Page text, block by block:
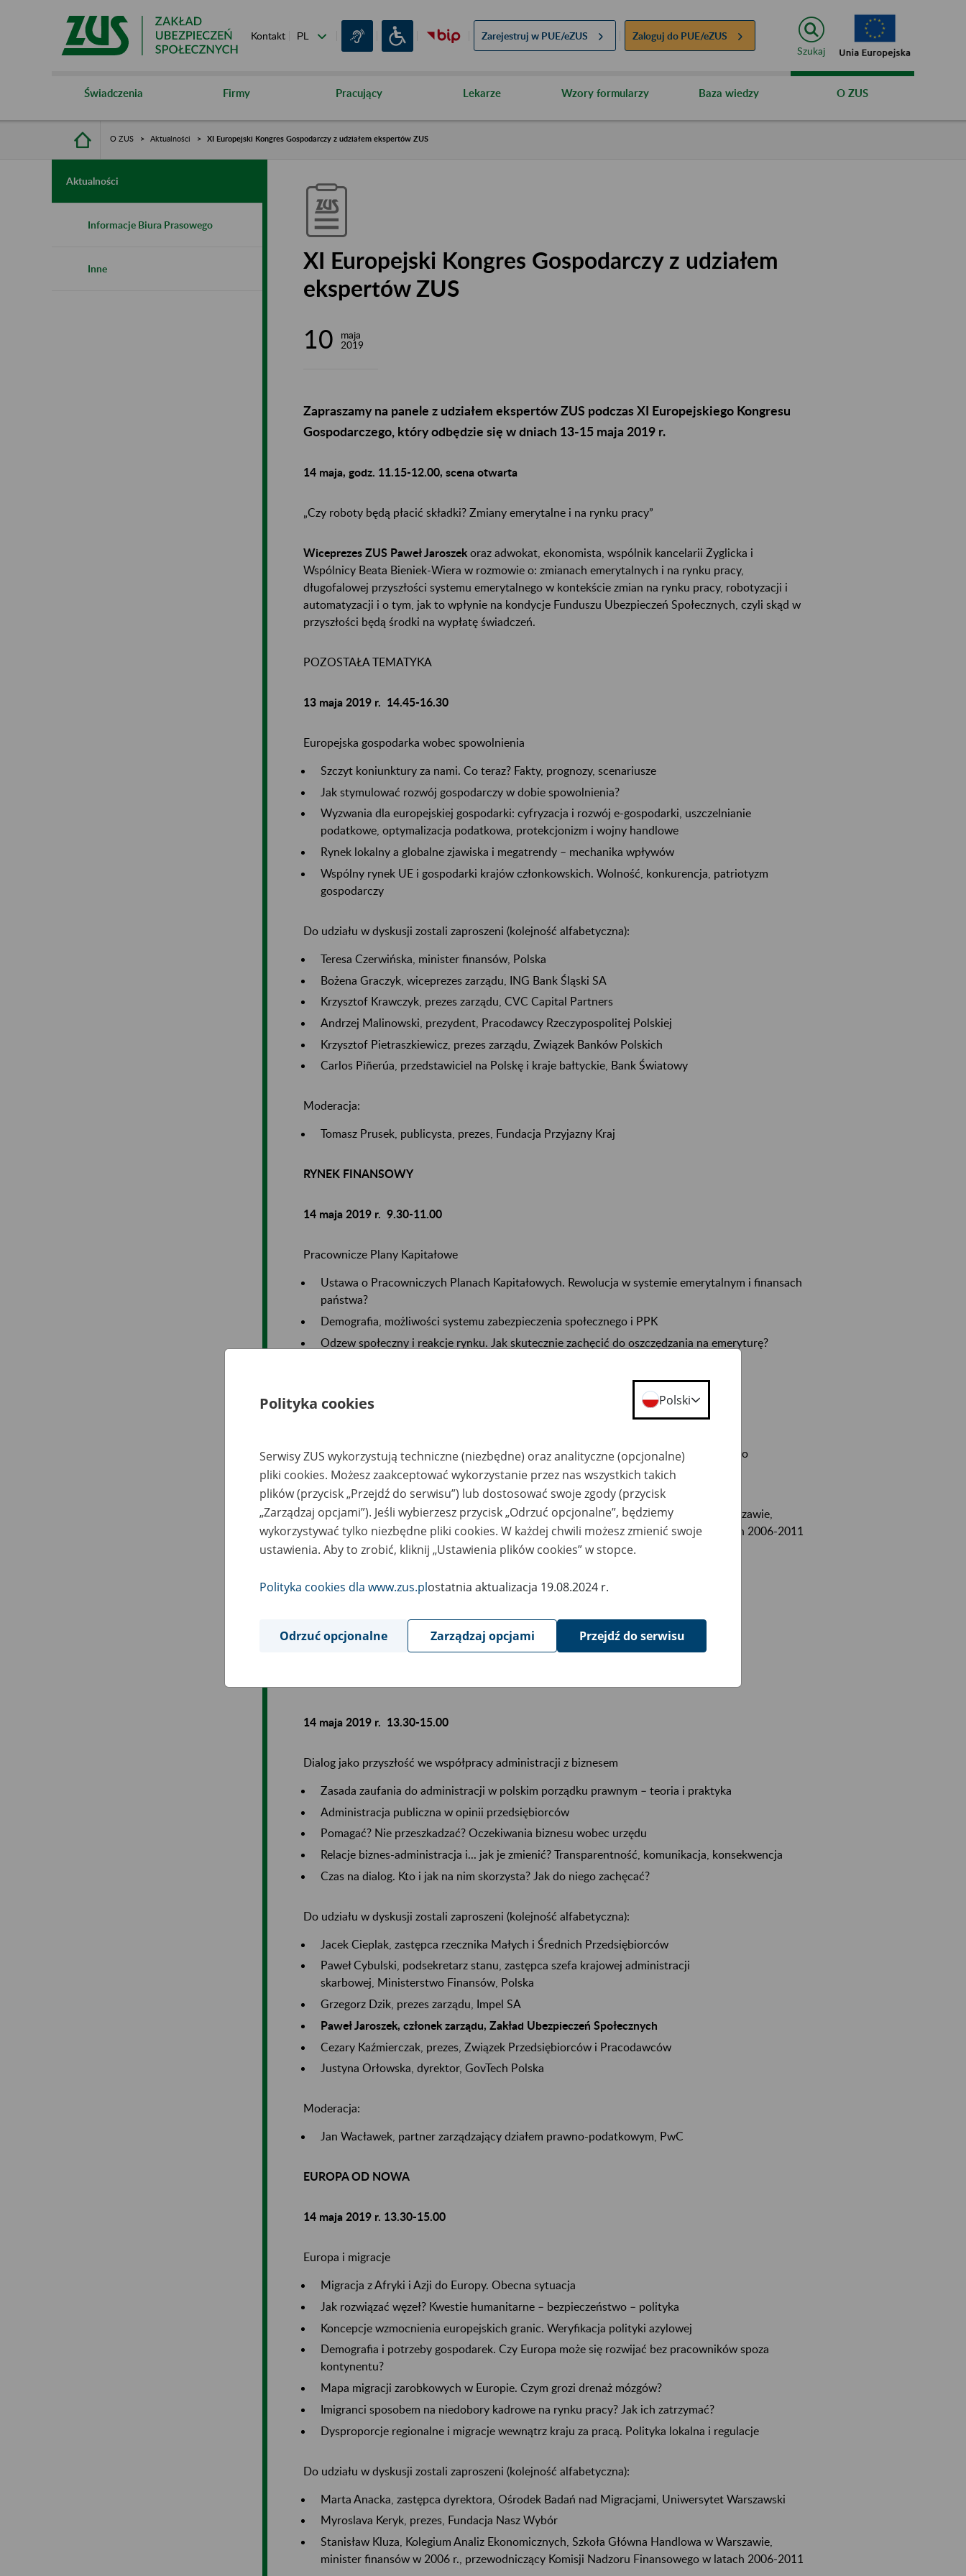
Kontakt Zarejestruj w PUE/eZUS Zaloguj do PUE/eZUS
Szukaj
Świadczenia Firmy Pracujący Lekarze Wzory formularzy Baza wiedzy O ZUS
O ZUS Aktualności XI Europejski Kongres Gospodarczy z udziałem ekspertów ZUS
Aktualności
Informacje Biura Prasowego
Inne
XI Europejski Kongres Gospodarczy z udziałem
ekspertów ZUS
10
maja
2019
Zapraszamy na panele z udziałem ekspertów ZUS podczas XI Europejskiego Kongresu
Gospodarczego, który odbędzie się w dniach 13-15 maja 2019 r.
14 maja, godz. 11.15-12.00, scena otwarta
„Czy roboty będą płacić składki? Zmiany emerytalne i na rynku pracy”
Wiceprezes ZUS Paweł Jaroszek oraz adwokat, ekonomista, wspólnik kancelarii Żyglicka i
Wspólnicy Beata Bieniek-Wiera w rozmowie o: zmianach emerytalnych i na rynku pracy,
długofalowej przyszłości systemu emerytalnego w kontekście zmian na rynku pracy, robotyzacji i
automatyzacji i o tym, jak to wpłynie na kondycje Funduszu Ubezpieczeń Społecznych, czyli skąd w
przyszłości będą środki na wypłatę świadczeń.
POZOSTAŁA TEMATYKA
13 maja 2019 r. 14.45-16.30
Europejska gospodarka wobec spowolnienia
Szczyt koniunktury za nami. Co teraz? Fakty, prognozy, scenariusze
Jak stymulować rozwój gospodarczy w dobie spowolnienia?
Wyzwania dla europejskiej gospodarki: cyfryzacja i rozwój e-gospodarki, uszczelnianie
podatkowe, optymalizacja podatkowa, protekcjonizm i wojny handlowe
Rynek lokalny a globalne zjawiska i megatrendy – mechanika wpływów
Wspólny rynek UE i gospodarki krajów członkowskich. Wolność, konkurencja, patriotyzm
gospodarczy
Do udziału w dyskusji zostali zaproszeni (kolejność alfabetyczna):
Teresa Czerwińska, minister finansów, Polska
Bożena Graczyk, wiceprezes zarządu, ING Bank Śląski SA
Krzysztof Krawczyk, prezes zarządu, CVC Capital Partners
Andrzej Malinowski, prezydent, Pracodawcy Rzeczypospolitej Polskiej
Krzysztof Pietraszkiewicz, prezes zarządu, Związek Banków Polskich
Carlos Piñerúa, przedstawiciel na Polskę i kraje bałtyckie, Bank Światowy
Moderacja:
Tomasz Prusek, publicysta, prezes, Fundacja Przyjazny Kraj
RYNEK FINANSOWY
14 maja 2019 r. 9.30-11.00
Pracownicze Plany Kapitałowe
Ustawa o Pracowniczych Planach Kapitałowych. Rewolucja w systemie emerytalnym i finansach
państwa?
Demografia, możliwości systemu zabezpieczenia społecznego i PPK
Odzew społeczny i reakcje rynku. Jak skutecznie zachęcić do oszczędzania na emeryturę?
Do udziału w dyskusji zostali zaproszeni (kolejność alfabetyczna):
Grzegorz Chłopek, prezes zarządu, Nationale-Nederlanden Powszechne Towarzystwo
Emerytalne SA
Paweł Jaroszek, członek zarządu, Zakład Ubezpieczeń Społecznych
Stanisław Kluza, Kolegium Analiz Ekonomicznych, Szkoła Główna Handlowa w Warszawie,
minister finansów w 2006 r., przewodniczący Komisji Nadzoru Finansowego w latach 2006-2011
Bartosz Marczuk, wiceprezes zarządu, Polski Fundusz Rozwoju SA
Marcin Iwuć, autor bloga, Finanse Bardzo Osobiste
14 maja 2019 r. 13.30-15.00
Dialog jako przyszłość we współpracy administracji z biznesem
Zasada zaufania do administracji w polskim porządku prawnym – teoria i praktyka
Administracja publiczna w opinii przedsiębiorców
Pomagać? Nie przeszkadzać? Oczekiwania biznesu wobec urzędu
Relacje biznes-administracja i... jak je zmienić? Transparentność, komunikacja, konsekwencja
Czas na dialog. Kto i jak na nim skorzysta? Jak do niego zachęcać?
Do udziału w dyskusji zostali zaproszeni (kolejność alfabetyczna):
Jacek Cieplak, zastępca rzecznika Małych i Średnich Przedsiębiorców
Paweł Cybulski, podsekretarz stanu, zastępca szefa krajowej administracji
skarbowej, Ministerstwo Finansów, Polska
Grzegorz Dzik, prezes zarządu, Impel SA
Paweł Jaroszek, członek zarządu, Zakład Ubezpieczeń Społecznych
Cezary Kaźmierczak, prezes, Związek Przedsiębiorców i Pracodawców
Justyna Orłowska, dyrektor, GovTech Polska
Moderacja:
Jan Wacławek, partner zarządzający działem prawno-podatkowym, PwC
EUROPA OD NOWA
14 maja 2019 r. 13.30-15.00
Europa i migracje
Migracja z Afryki i Azji do Europy. Obecna sytuacja
Jak rozwiązać węzeł? Kwestie humanitarne – bezpieczeństwo – polityka
Koncepcje wzmocnienia europejskich granic. Weryfikacja polityki azylowej
Demografia i potrzeby gospodarek. Czy Europa może się rozwijać bez pracowników spoza
kontynentu?
Mapa migracji zarobkowych w Europie. Czym grozi drenaż mózgów?
Imigranci sposobem na niedobory kadrowe na rynku pracy? Jak ich zatrzymać?
Dysproporcje regionalne i migracje wewnątrz kraju za pracą. Polityka lokalna i regulacje
Do udziału w dyskusji zostali zaproszeni (kolejność alfabetyczna):
Marta Anacka, zastępca dyrektora, Ośrodek Badań nad Migracjami, Uniwersytet Warszawski
Myroslava Keryk, prezes, Fundacja Nasz Wybór
Stanisław Kluza, Kolegium Analiz Ekonomicznych, Szkoła Główna Handlowa w Warszawie,
minister finansów w 2006 r., przewodniczący Komisji Nadzoru Finansowego w latach 2006-2011
Polityka cookies Polski
Serwisy ZUS wykorzystują techniczne (niezbędne) oraz analityczne (opcjonalne)
pliki cookies. Możesz zaakceptować wykorzystanie przez nas wszystkich takich
plików (przycisk „Przejdź do serwisu”) lub dostosować swoje zgody (przycisk
„Zarządzaj opcjami”). Jeśli wybierzesz przycisk „Odrzuć opcjonalne”, będziemy
wykorzystywać tylko niezbędne pliki cookies. W każdej chwili możesz zmienić swoje
ustawienia. Aby to zrobić, kliknij „Ustawienia plików cookies” w stopce.
Polityka cookies dla www.zus.plostatnia aktualizacja 19.08.2024 r.
Odrzuć opcjonalne Zarządzaj opcjami Przejdź do serwisu